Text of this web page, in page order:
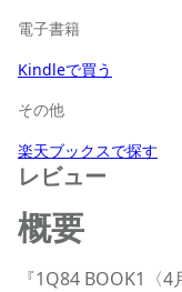
電子書籍
Kindleで買う
その他
楽天ブックスで探す
レビュー
概要
『1Q84 BOOK1〈